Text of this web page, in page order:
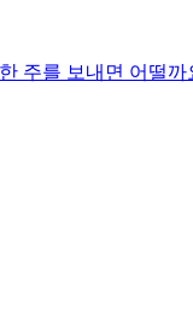
주를 보내면 어떨